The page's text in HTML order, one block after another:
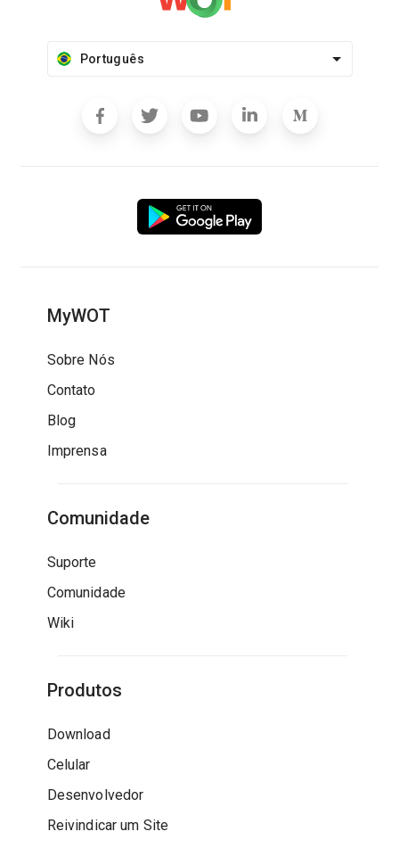
Português
MyWOT
Sobre Nós
Contato
Blog
Imprensa
Comunidade
Suporte
Comunidade
Wiki
Produtos
Download
Celular
Desenvolvedor
Reivindicar um Site